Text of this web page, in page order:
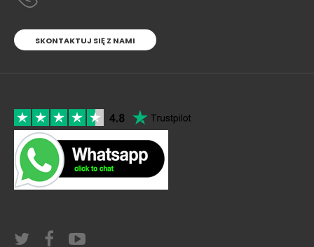
SKONTAKTUJ SIĘ Z NAMI